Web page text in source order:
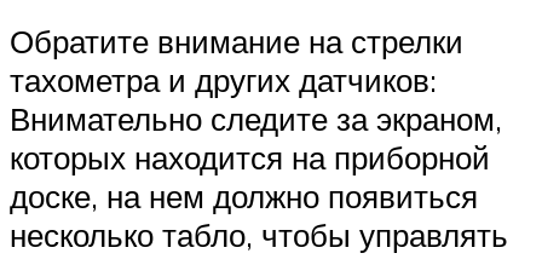
Обратите внимание на стрелки
тахометра и других датчиков:
Внимательно следите за экраном,
которых находится на приборной
доске, на нем должно появиться
несколько табло, чтобы управлять